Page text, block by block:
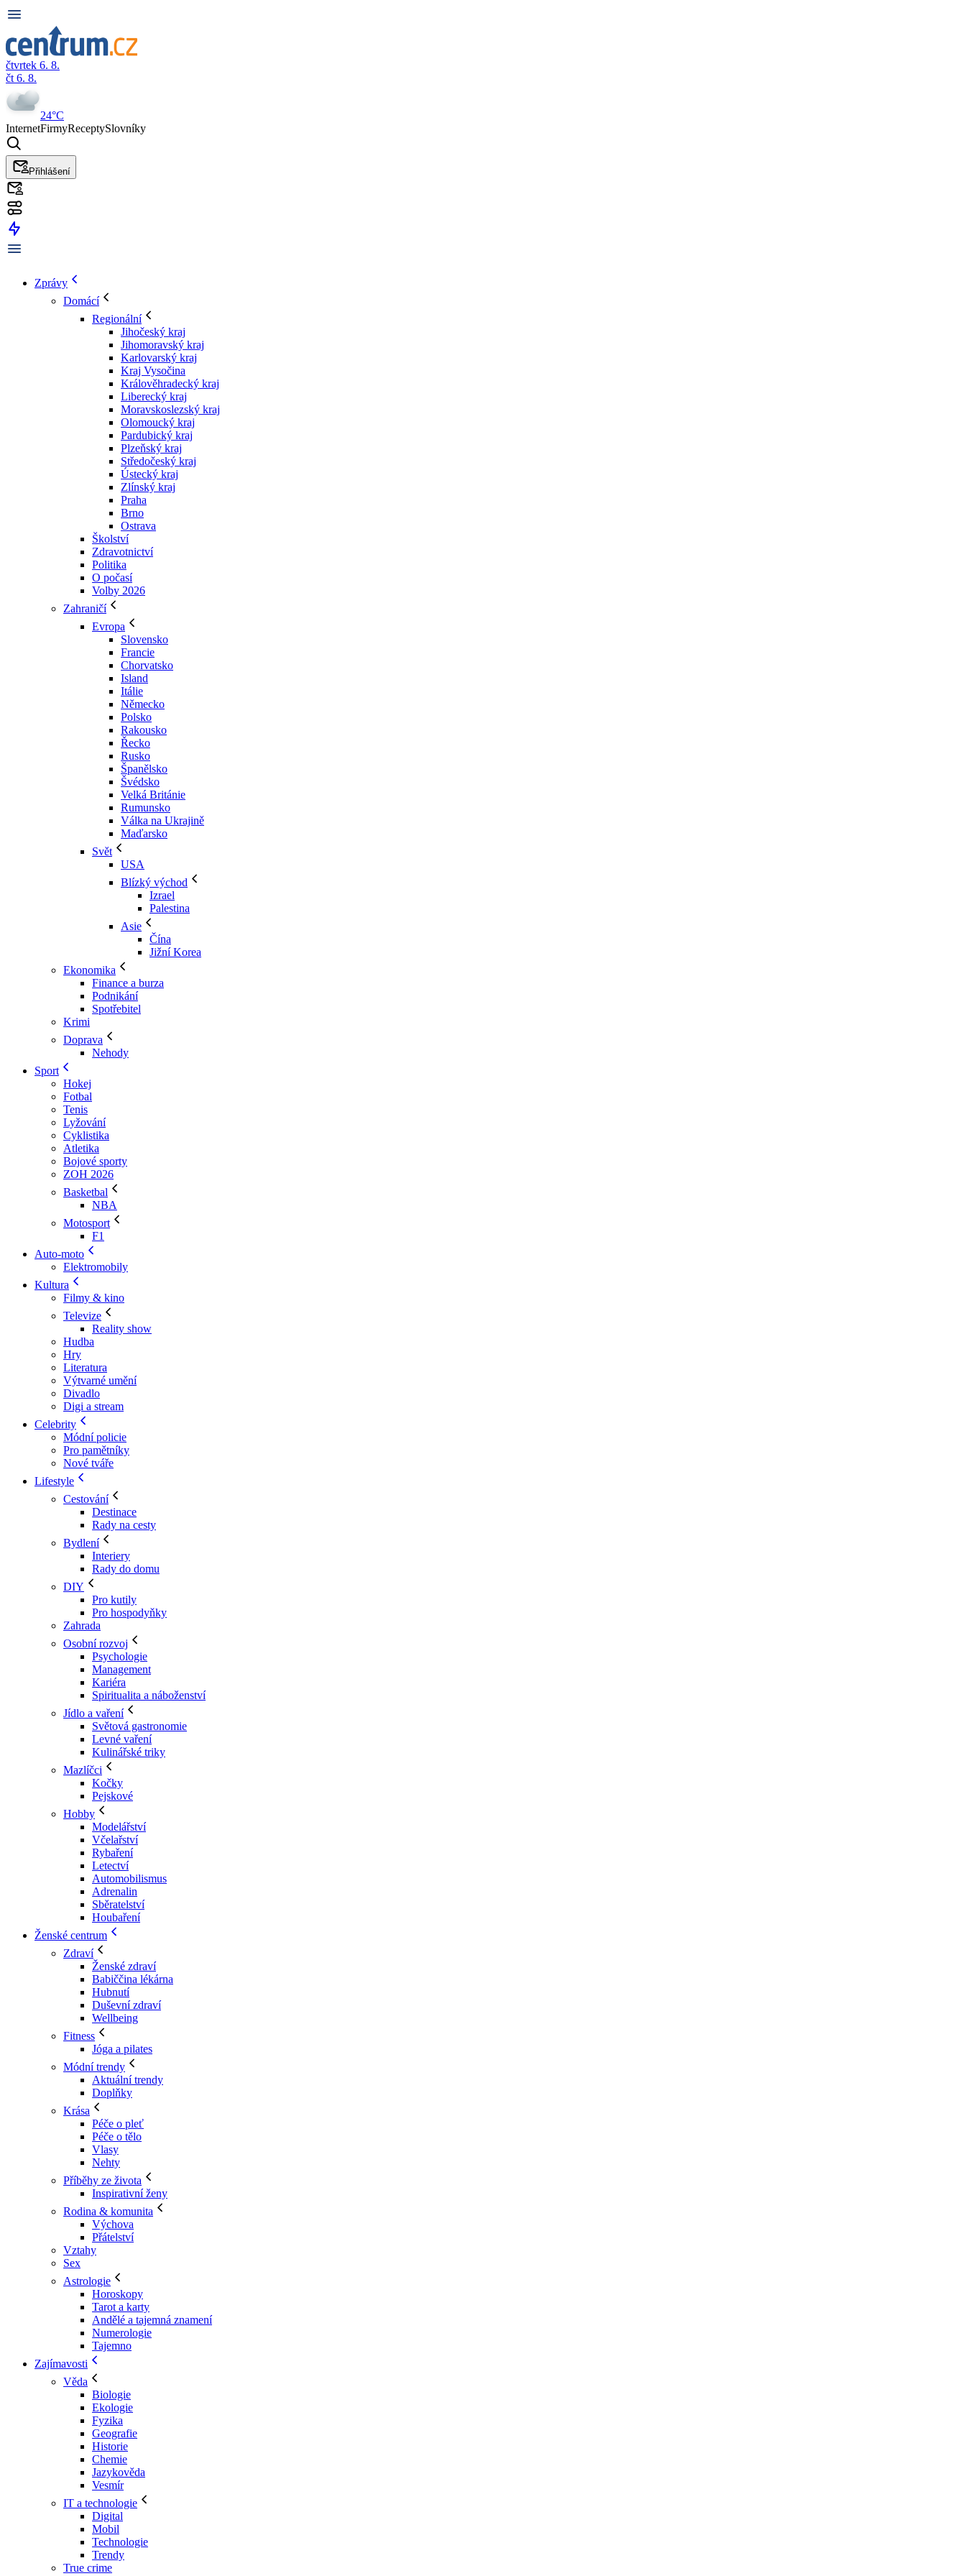
čtvrtek 6. 8.
čt 6. 8.
24°C
InternetFirmyReceptySlovníky
Přihlášení
Zprávy
Domácí
Regionální
Jihočeský kraj
Jihomoravský kraj
Karlovarský kraj
Kraj Vysočina
Králověhradecký kraj
Liberecký kraj
Moravskoslezský kraj
Olomoucký kraj
Pardubický kraj
Plzeňský kraj
Středočeský kraj
Ústecký kraj
Zlínský kraj
Praha
Brno
Ostrava
Školství
Zdravotnictví
Politika
O počasí
Volby 2026
Zahraničí
Evropa
Slovensko
Francie
Chorvatsko
Island
Itálie
Německo
Polsko
Rakousko
Řecko
Rusko
Španělsko
Švédsko
Velká Británie
Rumunsko
Válka na Ukrajině
Maďarsko
Svět
USA
Blízký východ
Izrael
Palestina
Asie
Čína
Jižní Korea
Ekonomika
Finance a burza
Podnikání
Spotřebitel
Krimi
Doprava
Nehody
Sport
Hokej
Fotbal
Tenis
Lyžování
Cyklistika
Atletika
Bojové sporty
ZOH 2026
Basketbal
NBA
Motosport
F1
Auto-moto
Elektromobily
Kultura
Filmy & kino
Televize
Reality show
Hudba
Hry
Literatura
Výtvarné umění
Divadlo
Digi a stream
Celebrity
Módní policie
Pro pamětníky
Nové tváře
Lifestyle
Cestování
Destinace
Rady na cesty
Bydlení
Interiery
Rady do domu
DIY
Pro kutily
Pro hospodyňky
Zahrada
Osobní rozvoj
Psychologie
Management
Kariéra
Spiritualita a náboženství
Jídlo a vaření
Světová gastronomie
Levné vaření
Kulinářské triky
Mazlíčci
Kočky
Pejskové
Hobby
Modelářství
Včelařství
Rybaření
Letectví
Automobilismus
Adrenalin
Sběratelství
Houbaření
Ženské centrum
Zdraví
Ženské zdraví
Babiččina lékárna
Hubnutí
Duševní zdraví
Wellbeing
Fitness
Jóga a pilates
Módní trendy
Aktuální trendy
Doplňky
Krása
Péče o pleť
Péče o tělo
Vlasy
Nehty
Příběhy ze života
Inspirativní ženy
Rodina & komunita
Výchova
Přátelství
Vztahy
Sex
Astrologie
Horoskopy
Tarot a karty
Andělé a tajemná znamení
Numerologie
Tajemno
Zajímavosti
Věda
Biologie
Ekologie
Fyzika
Geografie
Historie
Chemie
Jazykověda
Vesmír
IT a technologie
Digital
Mobil
Technologie
Trendy
True crime